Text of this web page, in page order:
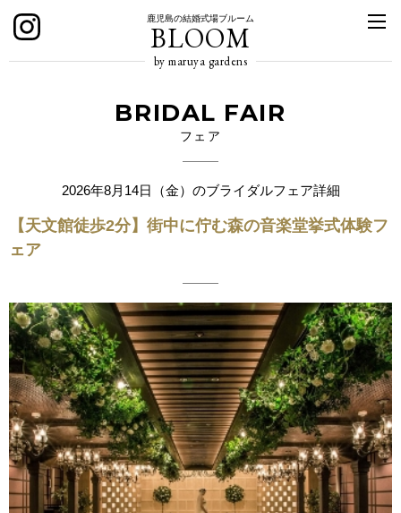
鹿児島の結婚式場ブルーム
BLOOM
by maruya gardens
BRIDAL FAIR
フェア
2026年8月14日（金）のブライダルフェア詳細
【天文館徒歩2分】街中に佇む森の音楽堂挙式体験フ
ェア